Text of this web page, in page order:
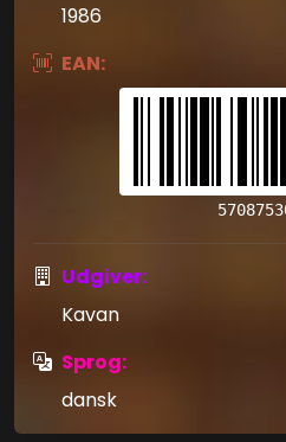
1986
EAN:
Udgiver:
Kavan
Sprog:
dansk